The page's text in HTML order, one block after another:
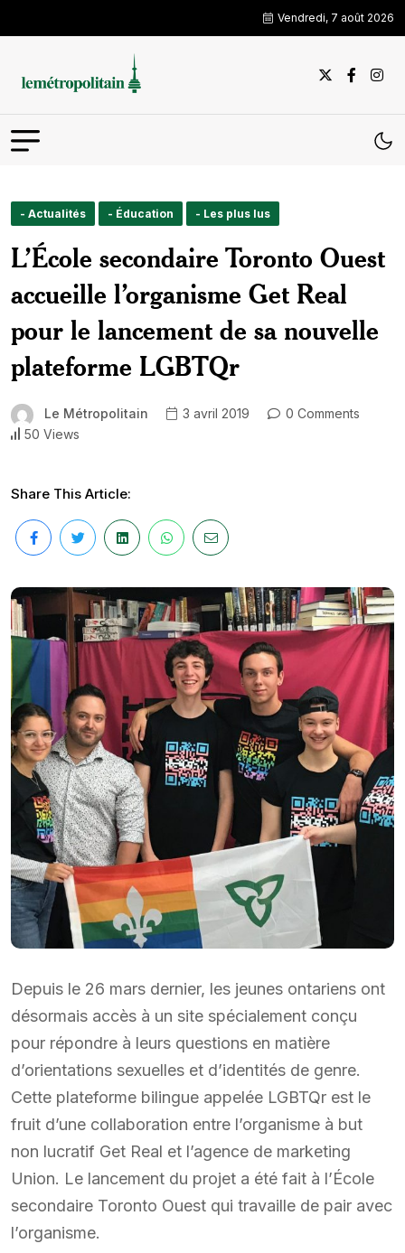
Vendredi, 7 août 2026
- Actualités - Éducation - Les plus lus
L’École secondaire Toronto Ouest
accueille l’organisme Get Real
pour le lancement de sa nouvelle
plateforme LGBTQr
Le Métropolitain 3 avril 2019
0 Comments
50 Views
Share This Article:
Depuis le 26 mars dernier, les jeunes ontariens ont
désormais accès à un site spécialement conçu
pour répondre à leurs questions en matière
d’orientations sexuelles et d’identités de genre.
Cette plateforme bilingue appelée LGBTQr est le
fruit d’une collaboration entre l’organisme à but
non lucratif Get Real et l’agence de marketing
Union. Le lancement du projet a été fait à l’École
secondaire Toronto Ouest qui travaille de pair avec
l’organisme.